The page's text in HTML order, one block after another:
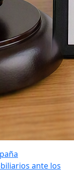
ante los